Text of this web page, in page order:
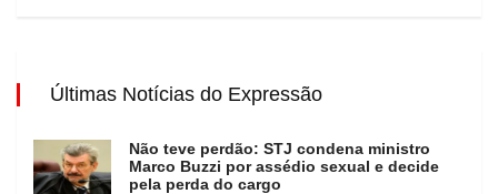
Últimas Notícias do Expressão
Não teve perdão: STJ condena ministro
Marco Buzzi por assédio sexual e decide
pela perda do cargo